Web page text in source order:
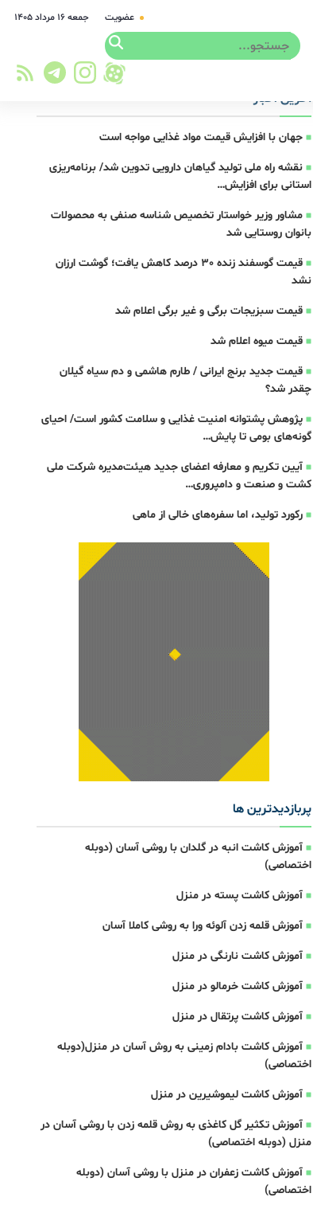
عضویت جمعه ۱۶ مرداد ۱۴۰۵
آخرین اخبار
جهان با افزایش قیمت مواد غذایی مواجه است
نقشه راه ملی تولید گیاهان دارویی تدوین شد/ برنامه‌ریزی
استانی برای افزایش…
مشاور وزیر خواستار تخصیص شناسه صنفی به محصولات
بانوان روستایی شد
قیمت گوسفند زنده 30 درصد کاهش یافت؛ گوشت ارزان
نشد
قیمت سبزیجات برگی و غیر برگی اعلام شد
قیمت میوه اعلام شد
قیمت جدید برنج ایرانی / طارم هاشمی و دم سیاه گیلان
چقدر شد؟
پژوهش پشتوانه امنیت غذایی و سلامت کشور است/ احیای
گونه‌های بومی تا پایش…
آیین تکریم و معارفه اعضای جدید هیئت‌مدیره شرکت ملی
کشت و صنعت و دامپروری…
رکورد تولید، اما سفره‌های خالی از ماهی
پربازدیدترین ها
آموزش کاشت انبه در گلدان با روشی آسان (دوبله
اختصاصی)
آموزش کاشت پسته در منزل
آموزش قلمه زدن آلوئه ورا به روشی کاملا آسان
آموزش کاشت نارنگی در منزل
آموزش کاشت خرمالو در منزل
آموزش کاشت پرتقال در منزل
آموزش کاشت بادام زمینی به روش آسان در منزل(دوبله
اختصاصی)
آموزش کاشت لیموشیرین در منزل
آموزش تکثیر گل کاغذی به روش قلمه زدن با روشی آسان در
منزل (دوبله اختصاصی)
آموزش کاشت زعفران در منزل با روشی آسان (دوبله
اختصاصی)